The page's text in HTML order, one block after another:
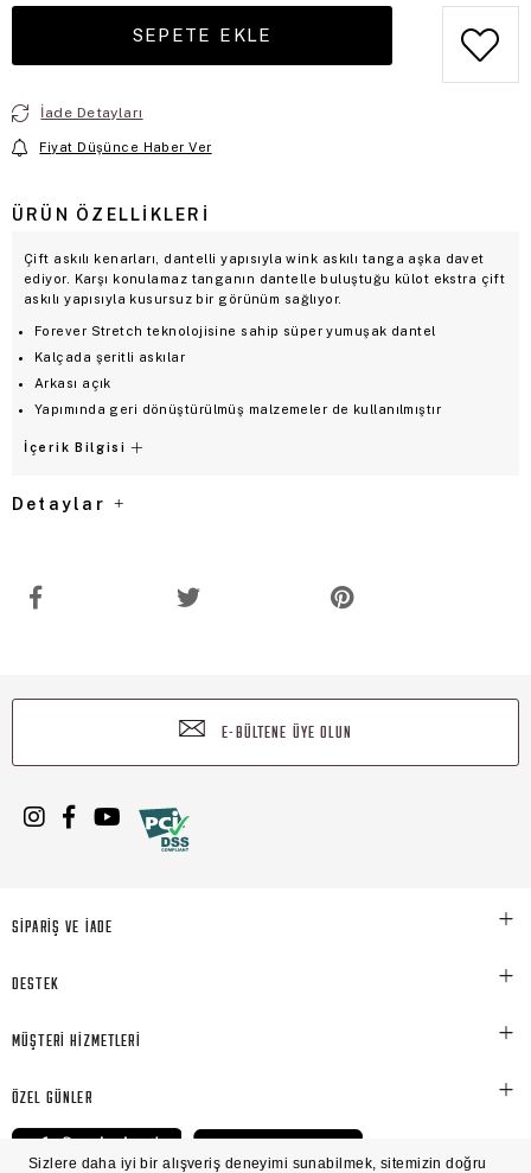
İade Detayları
Fiyat Düşünce Haber Ver
ÜRÜN ÖZELLIKLERI
Çift askılı kenarları, dantelli yapısıyla wink askılı tanga aşka davet
ediyor. Karşı konulamaz tanganın dantelle buluştuğu külot ekstra çift
askılı yapısıyla kusursuz bir görünüm sağlıyor.
Forever Stretch teknolojisine sahip süper yumuşak dantel
Kalçada şeritli askılar
Arkası açık
Yapımında geri dönüştürülmüş malzemeler de kullanılmıştır
İçerik Bilgisi
Detaylar
E-BÜLTENE ÜYE OLUN
SİPARİŞ VE İADE
DESTEK
MÜŞTERİ HİZMETLERİ
ÖZEL GÜNLER